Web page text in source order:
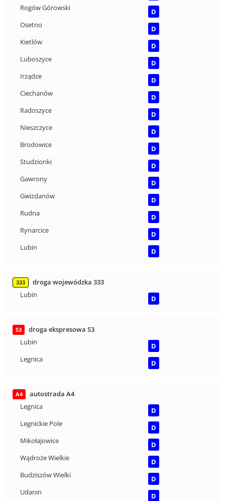
Rogów Górowski
D
Osetno
D
Kietlów
D
Luboszyce
D
Irządze
D
Ciechanów
D
Radoszyce
D
Nieszczyce
D
Brodowice
D
Studzionki
D
Gawrony
D
Gwizdanów
D
Rudna
D
Rynarcice
D
Lubin
D
333
droga wojewódzka 333
Lubin
D
S3
droga ekspresowa S3
Lubin
D
Legnica
D
A4
autostrada A4
Legnica
D
Legnickie Pole
D
Mikołajowice
D
Wądroże Wielkie
D
Budziszów Wielki
D
Udanin
D